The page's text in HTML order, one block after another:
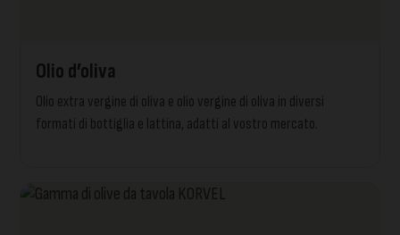
Olio d’oliva
Olio extra vergine di oliva e olio vergine di oliva in diversi
formati di bottiglia e lattina, adatti al vostro mercato.